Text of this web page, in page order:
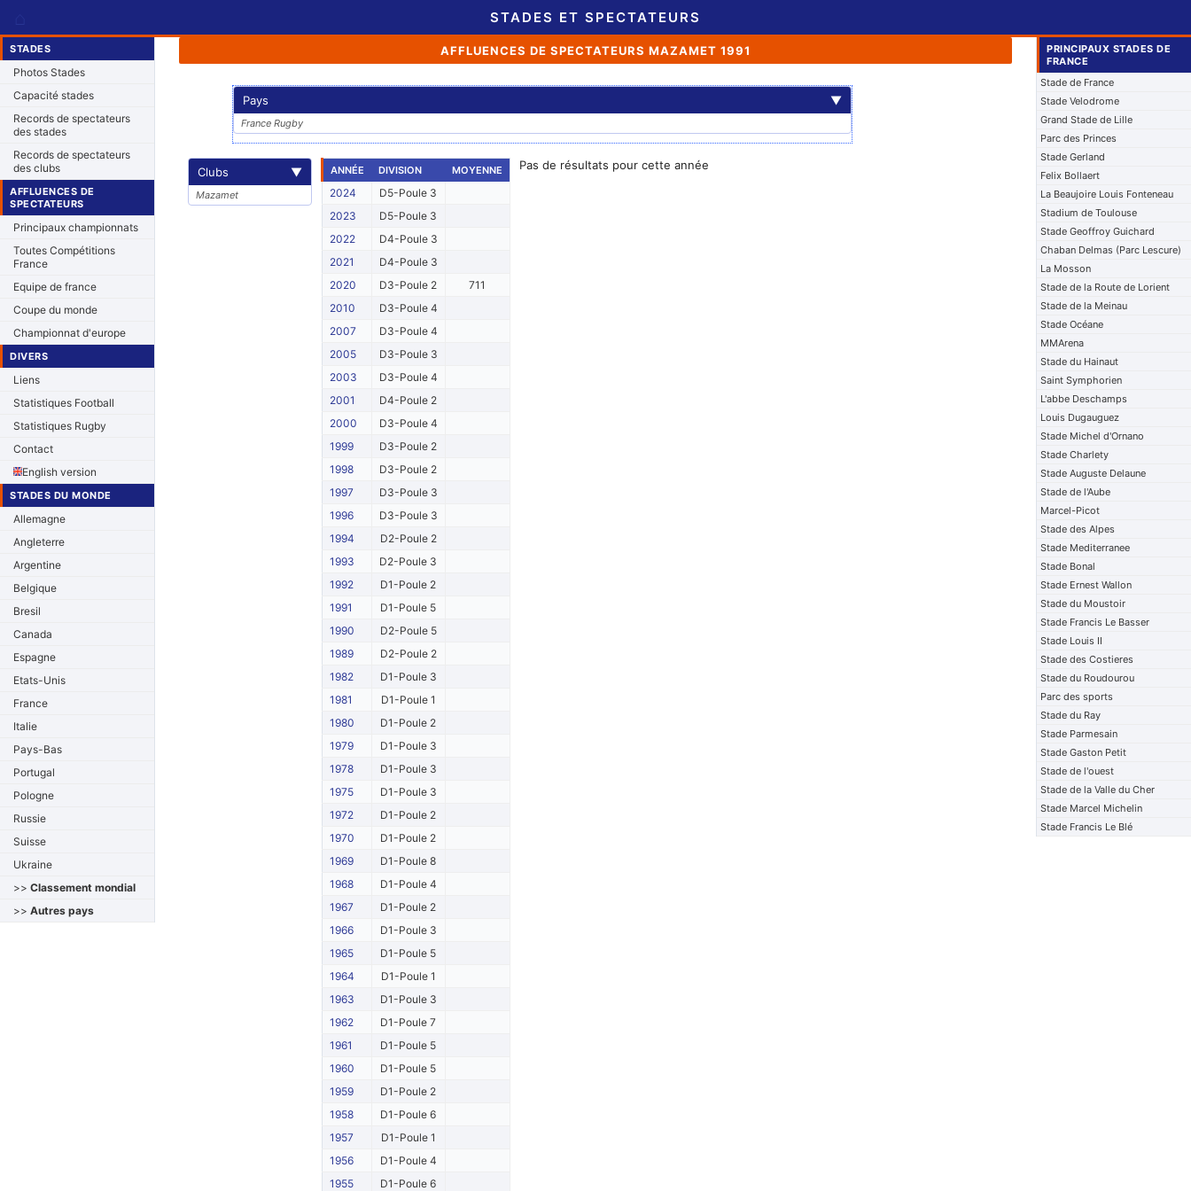
STADES ET SPECTATEURS
STADES
Photos Stades
Capacité stades
Records de spectateurs
des stades
Records de spectateurs
des clubs
AFFLUENCES DE
SPECTATEURS
Principaux championnats
Toutes Compétitions
France
Equipe de france
Coupe du monde
Championnat d'europe
DIVERS
Liens
Statistiques Football
Statistiques Rugby
Contact
English version
STADES DU MONDE
Allemagne
Angleterre
Argentine
Belgique
Bresil
Canada
Espagne
Etats-Unis
France
Italie
Pays-Bas
Portugal
Pologne
Russie
Suisse
Ukraine
>> Classement mondial
>> Autres pays
AFFLUENCES DE SPECTATEURS MAZAMET 1991
Pays ▼
France Rugby
Clubs ▼
Mazamet
ANNÉE DIVISION MOYENNE
2024
D5-Poule 3
2023
D5-Poule 3
2022
D4-Poule 3
2021
D4-Poule 3
2020
D3-Poule 2
711
2010
D3-Poule 4
2007
D3-Poule 4
2005
D3-Poule 3
2003
D3-Poule 4
2001
D4-Poule 2
2000
D3-Poule 4
1999
D3-Poule 2
1998
D3-Poule 2
1997
D3-Poule 3
1996
D3-Poule 3
1994
D2-Poule 2
1993
D2-Poule 3
1992
D1-Poule 2
1991
D1-Poule 5
1990
D2-Poule 5
1989
D2-Poule 2
1982
D1-Poule 3
1981
D1-Poule 1
1980
D1-Poule 2
1979
D1-Poule 3
1978
D1-Poule 3
1975
D1-Poule 3
1972
D1-Poule 2
1970
D1-Poule 2
1969
D1-Poule 8
1968
D1-Poule 4
1967
D1-Poule 2
1966
D1-Poule 3
1965
D1-Poule 5
1964
D1-Poule 1
1963
D1-Poule 3
1962
D1-Poule 7
1961
D1-Poule 5
1960
D1-Poule 5
1959
D1-Poule 2
1958
D1-Poule 6
1957
D1-Poule 1
1956
D1-Poule 4
1955
D1-Poule 6
Pas de résultats pour cette année
PRINCIPAUX STADES DE
FRANCE
Stade de France
Stade Velodrome
Grand Stade de Lille
Parc des Princes
Stade Gerland
Felix Bollaert
La Beaujoire Louis Fonteneau
Stadium de Toulouse
Stade Geoffroy Guichard
Chaban Delmas (Parc Lescure)
La Mosson
Stade de la Route de Lorient
Stade de la Meinau
Stade Océane
MMArena
Stade du Hainaut
Saint Symphorien
L'abbe Deschamps
Louis Dugauguez
Stade Michel d'Ornano
Stade Charlety
Stade Auguste Delaune
Stade de l'Aube
Marcel-Picot
Stade des Alpes
Stade Mediterranee
Stade Bonal
Stade Ernest Wallon
Stade du Moustoir
Stade Francis Le Basser
Stade Louis II
Stade des Costieres
Stade du Roudourou
Parc des sports
Stade du Ray
Stade Parmesain
Stade Gaston Petit
Stade de l'ouest
Stade de la Valle du Cher
Stade Marcel Michelin
Stade Francis Le Blé